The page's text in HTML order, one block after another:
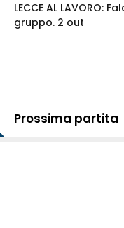
LECCE AL LAVORO:
gruppo. 2 out
Prossima partita